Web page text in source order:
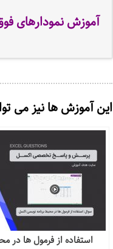
آموزش نمودارهای
این آموزش ها نیز می
استفاده از فرمول ها در